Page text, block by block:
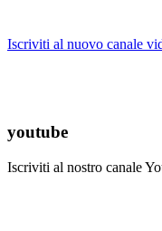
Iscriviti al nuovo canale
youtube
Iscriviti al nostro canale